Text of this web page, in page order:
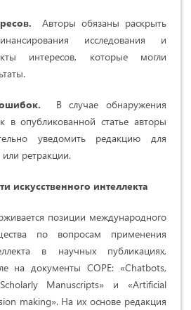
Авторы обязаны раскрыть
исследования и
интересов, которые могли
В случае обнаружения
в опубликованной статье авторы
уведомить редакцию для
ретракции.
искусственного интеллекта
позиции международного
по вопросам применения
в научных публикациях,
на документы COPE: «Chatbots,
Manuscripts» и «Artificial
making». На их основе редакция